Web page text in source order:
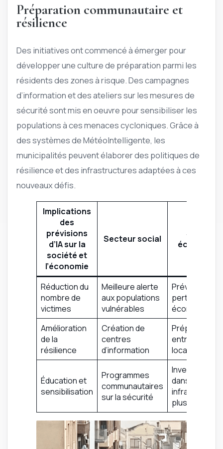
Préparation communautaire et
résilience
Des initiatives ont commencé à émerger pour
développer une culture de préparation parmi les
résidents des zones à risque. Des campagnes
d’information et des ateliers sur les mesures de
sécurité sont mis en oeuvre pour sensibiliser les
populations à ces menaces cycloniques. Grâce à
des systèmes de MétéoIntelligente, les
municipalités peuvent élaborer des politiques de
résilience et des infrastructures adaptées à ces
nouveaux défis.
Implications
des
prévisions
d’IA sur la
société et
l’économie
Secteur social
Secteur
Réduction du
nombre de
victimes
Meilleure alerte
aux populations
vulnérables
Prévention
pertes
économiques
Amélioration
de la
résilience
Création de
centres
d’information
Préparation
entreprises
locales
Éducation et
sensibilisation
Programmes
communautaires
sur la sécurité
dans des
plus sûres